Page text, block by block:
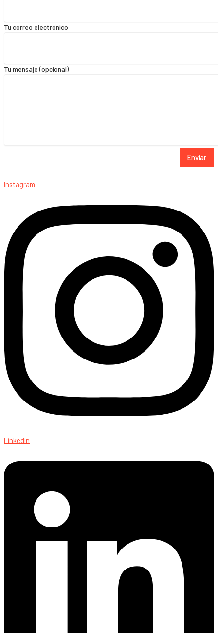
Tu correo electrónico
Tu mensaje (opcional)
Enviar
Instagram
Linkedin